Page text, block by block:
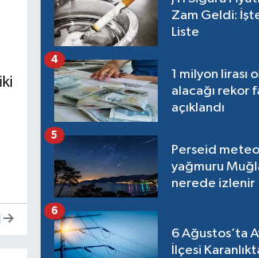
Zam Geldi:
Liste
1 milyon lirası
alacağı rekor
açıklandı
4
Perseid
yağmuru
nerede izlenir
5
6 Ağustos’ta
İlçesi
6